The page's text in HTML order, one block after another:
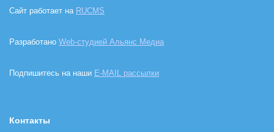
Сайт работает на RUCMS
Разработано Web-студией Альянс Медиа
Подпишитесь на наши E-MAIL рассылки
Контакты